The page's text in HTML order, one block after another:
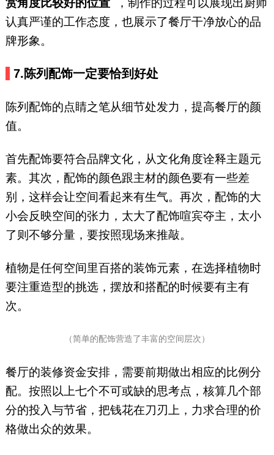
赏角度比较好的位置
，制作的过程可以展现出厨师
认真严谨的工作态度，也展示了餐厅干净放心的品
牌形象。
7.陈列配饰一定要恰到好处
陈列配饰的点睛之笔从细节处发力，提高餐厅的颜
值。
首先配饰要符合品牌文化，从文化角度诠释主题元
素。其次，配饰的颜色跟主材的颜色要有一些差
别，这样会让空间看起来有生气。再次，配饰的大
小会反映空间的张力，太大了配饰喧宾夺主，太小
了则不够分量，要按照现场来推敲。
植物是任何空间里百搭的装饰元素，在选择植物时
要注重造型的挑选，摆放和搭配的时候要有主有
次。
（简单的配饰营造了丰富的空间层次）
餐厅的装修资金安排，需要前期做出相应的比例分
配。按照以上七个不可或缺的思考点，核算几个部
分的投入与节省，把钱花在刀刃上，力求合理的价
格做出众的效果。